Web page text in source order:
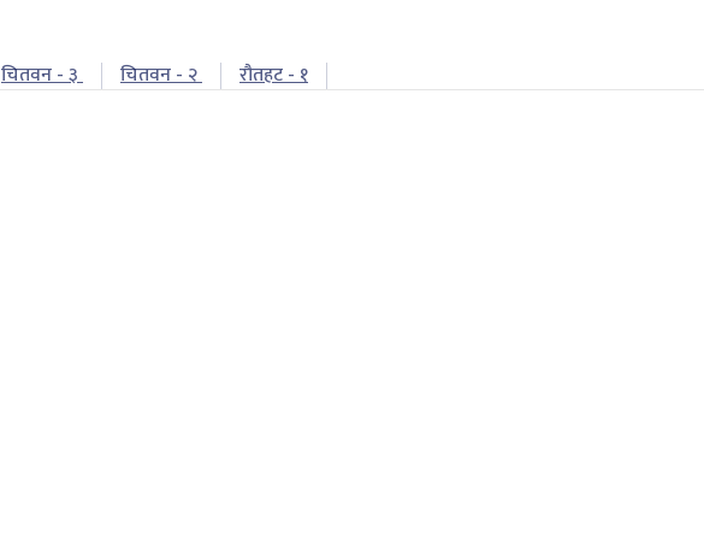
चितवन - ३ चितवन - २ रौतहट - १